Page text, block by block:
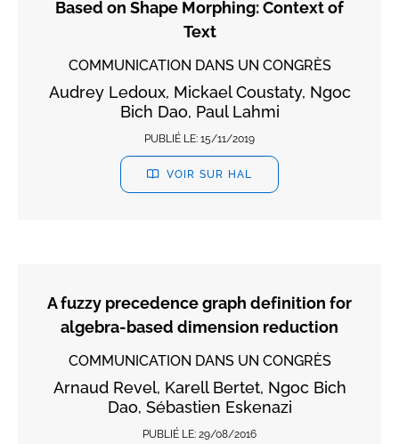
Based on Shape Morphing: Context of
Text
COMMUNICATION DANS UN CONGRÈS
Audrey Ledoux, Mickael Coustaty, Ngoc
Bich Dao, Paul Lahmi
PUBLIÉ LE: 15/11/2019
VOIR SUR HAL
A fuzzy precedence graph definition for
algebra-based dimension reduction
COMMUNICATION DANS UN CONGRÈS
Arnaud Revel, Karell Bertet, Ngoc Bich
Dao, Sébastien Eskenazi
PUBLIÉ LE: 29/08/2016